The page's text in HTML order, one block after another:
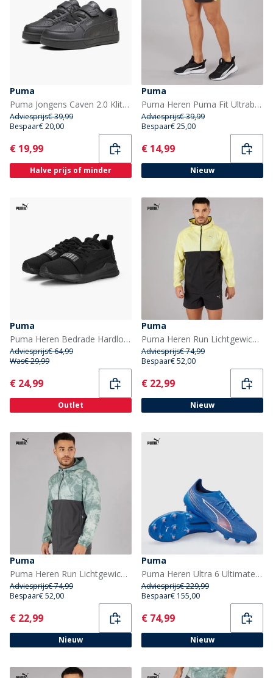
Puma
Puma Jongens Caven 2.0 Klittenband Sneakers Zwart/Dark Grey
Adviesprijs€ 39,99
Bespaar€ 20,00
Current
€ 19,99
Halve prijs of minder
Puma
Puma Heren Puma Fit Ultrabreathe Stretch 5 Inch Marble Trainingsbroek Zwart/Geel
Adviesprijs€ 39,99
Bespaar€ 25,00
Current
€ 14,99
Nieuw
Puma
Puma Heren Bedrade Hardloop Sportschoenen Puma Black
Adviesprijs€ 64,99
Was€ 29,99
Current
€ 24,99
Outlet
Puma
Puma Heren Run Lichtgewicht Marmer Hardloopjas Zwart/Geel
Adviesprijs€ 74,99
Bespaar€ 52,00
Current
€ 22,99
Nieuw
Puma
Puma Heren Run Lichtgewicht Marmer Hardloopjas Grijs/Blauw
Adviesprijs€ 74,99
Bespaar€ 52,00
Current
€ 22,99
Nieuw
Puma
Puma Heren Ultra 6 Ultimate FG Stevige Ondergrond Voetbalschoenen Ultra Blue/Wit/Glowing Red
Adviesprijs€ 229,99
Bespaar€ 155,00
Current
€ 74,99
Nieuw